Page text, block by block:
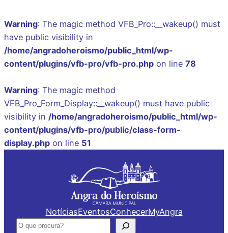
Warning: The magic method VFB_Pro::__wakeup() must
have public visibility in
/home/angradoheroismo/public_html/wp-
content/plugins/vfb-pro/vfb-pro.php on line 78
Warning: The magic method
VFB_Pro_Form_Display::__wakeup() must have public
visibility in /home/angradoheroismo/public_html/wp-
content/plugins/vfb-pro/public/class-form-
display.php on line 51
NotíciasEventosConhecerMyAngra
Pesquisar